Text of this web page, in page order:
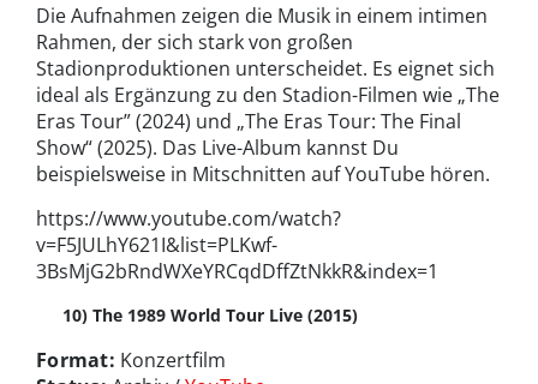
Die Aufnahmen zeigen die Musik in einem intimen
Rahmen, der sich stark von großen
Stadionproduktionen unterscheidet. Es eignet sich
ideal als Ergänzung zu den Stadion-Filmen wie „The
Eras Tour” (2024) und „The Eras Tour: The Final
Show“ (2025). Das Live-Album kannst Du
beispielsweise in Mitschnitten auf YouTube hören.
https://www.youtube.com/watch?
v=F5JULhY621I&list=PLKwf-
3BsMjG2bRndWXeYRCqdDffZtNkkR&index=1
10) The 1989 World Tour Live (2015)
Format: Konzertfilm